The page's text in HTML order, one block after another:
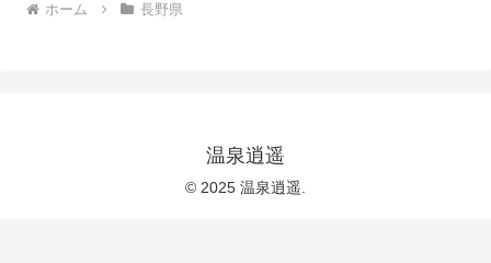
ホーム 長野県
温泉逍遥
© 2025 温泉逍遥.